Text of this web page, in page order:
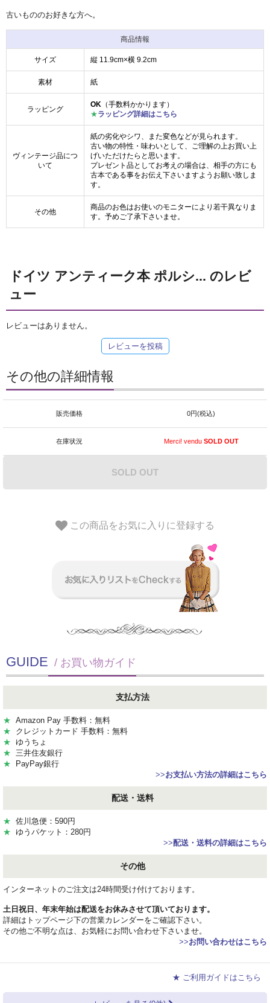
古いもののお好きな方へ。
商品情報
サイズ 縦 11.9cm×横 9.2cm
素材 紙
ラッピング
OK （手数料かかります）
★ラッピング詳細はこちら
ヴィンテージ品につ
いて
紙の劣化やシワ、また変色などが見られます。
古い物の特性・味わいとして、ご理解の上お買い上
げいただけたらと思います。
プレゼント品としてお考えの場合は、相手の方にも
古本である事をお伝え下さいますようお願い致しま
す。
その他
商品のお色はお使いのモニターにより若干異なりま
す。予めご了承下さいませ。
ドイツ アンティーク本 ポルシ... のレビ
ュー
レビューはありません。
レビューを投稿
その他の詳細情報
販売価格 0円(税込)
在庫状況 Merci! venduSOLD OUT
SOLD OUT
この商品をお気に入りに登録する
GUIDE / お買い物ガイド
支払方法
★ Amazon Pay 手数料：無料
★ クレジットカード 手数料：無料
★ ゆうちょ
★ 三井住友銀行
★ PayPay銀行
>>お支払い方法の詳細はこちら
配送・送料
★ 佐川急便：590円
★ ゆうパケット：280円
>>配送・送料の詳細はこちら
その他
インターネットのご注文は24時間受け付けております。
土日祝日、年末年始は配送をお休みさせて頂いております。
詳細はトップページ下の営業カレンダーをご確認下さい。
その他ご不明な点は、お気軽にお問い合わせ下さいませ。
>>お問い合わせはこちら
★ ご利用ガイドはこちら